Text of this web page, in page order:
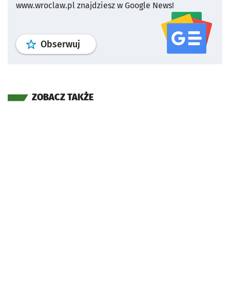
www.wroclaw.pl znajdziesz w Google News!
Obserwuj profil serwisu
ZOBACZ TAKŻE